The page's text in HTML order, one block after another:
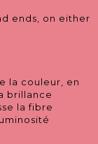
ends, on either
la couleur, en
brillance
la fibre